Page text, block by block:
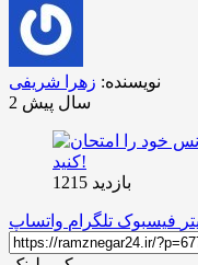
نویسنده: زهرا شریفی
2 سال پیش
بازدید 1215
فیسبوک تلگرام واتساپ